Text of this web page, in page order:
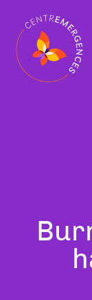
nos
Navigation
principale